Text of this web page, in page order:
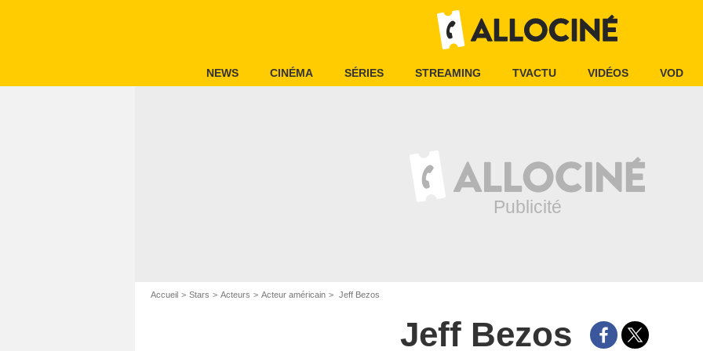
NEWS CINÉMA SÉRIES STREAMING TVACTU VIDÉOS VOD
Accueil Stars Acteurs Acteur américain Jeff Bezos
Jeff Bezos